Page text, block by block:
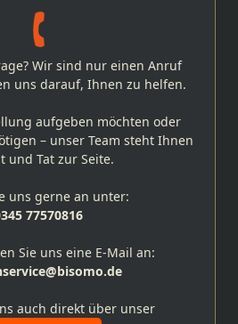
Wir sind nur einen Anruf
uns darauf, Ihnen zu helfen.
aufgeben möchten oder
– unser Team steht Ihnen
und Tat zur Seite.
uns gerne an unter:
77570816
Sie uns eine E-Mail an:
auch direkt über unser